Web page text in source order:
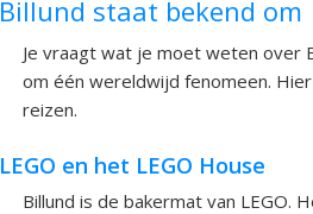
Billund staat bekend om
Je vraagt wat je moet weten over
om één wereldwijd fenomeen.
reizen.
LEGO en het LEGO House
Billund is de bakermat van LEGO.